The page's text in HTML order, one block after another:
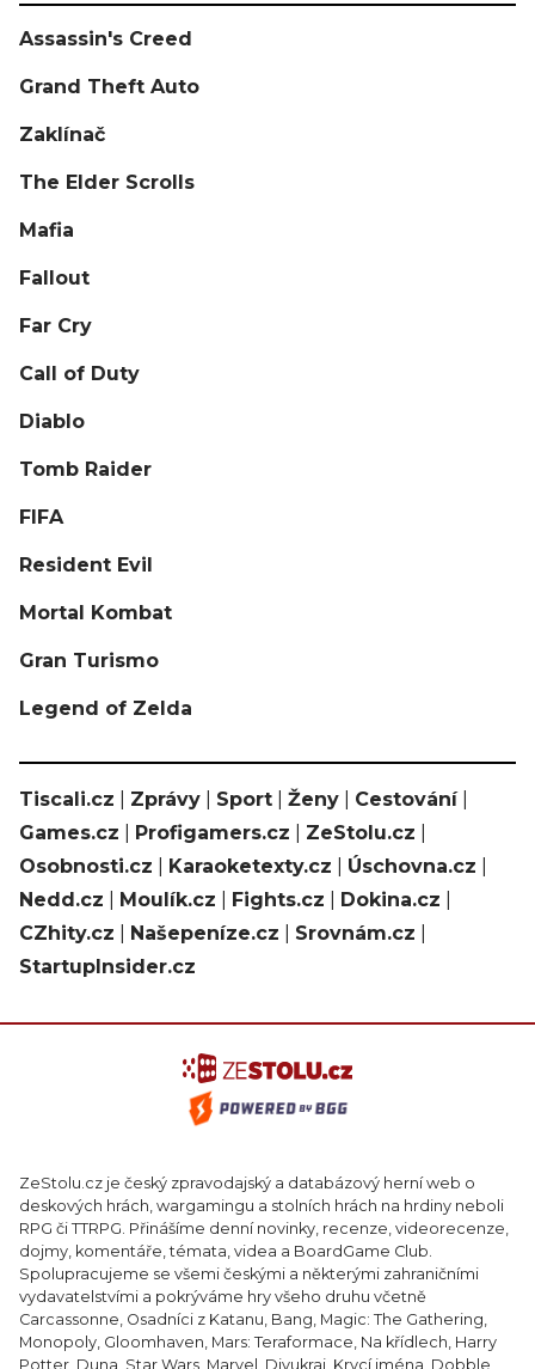
Assassin's Creed
Grand Theft Auto
Zaklínač
The Elder Scrolls
Mafia
Fallout
Far Cry
Call of Duty
Diablo
Tomb Raider
FIFA
Resident Evil
Mortal Kombat
Gran Turismo
Legend of Zelda
Tiscali.cz Zprávy Sport Ženy Cestování|
Games.cz
Profigamers.cz ZeStolu.cz
Osobnosti.cz
Karaoketexty.cz Úschovna.cz
Nedd.cz
Moulík.cz Fights.cz Dokina.cz
CZhity.cz
Našepeníze.cz Srovnám.cz
StartupInsider.cz
ZeStolu.cz je český zpravodajský a databázový herní web o
deskových hrách, wargamingu a stolních hrách na hrdiny neboli
RPG či TTRPG. Přinášíme denní novinky, recenze, videorecenze,
dojmy, komentáře, témata, videa a BoardGame Club.
Spolupracujeme se všemi českými a některými zahraničními
vydavatelstvími a pokrýváme hry všeho druhu včetně
Carcassonne, Osadníci z Katanu, Bang, Magic: The Gathering,
Monopoly, Gloomhaven, Mars: Teraformace, Na křídlech, Harry
Potter, Duna, Star Wars, Marvel, Divukraj, Krycí jména, Dobble,